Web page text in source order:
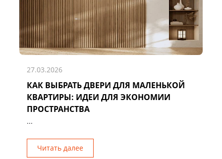
27.03.2026
КАК ВЫБРАТЬ ДВЕРИ ДЛЯ МАЛЕНЬКОЙ
КВАРТИРЫ: ИДЕИ ДЛЯ ЭКОНОМИИ
ПРОСТРАНСТВА
...
Читать далее